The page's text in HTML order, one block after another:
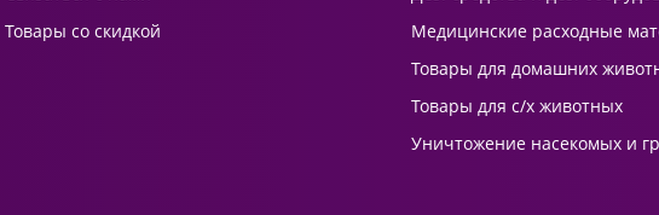
Товары со скидкой
Медицинские расходные
Товары для домашних
Товары для с/х животных
Уничтожение насекомых и